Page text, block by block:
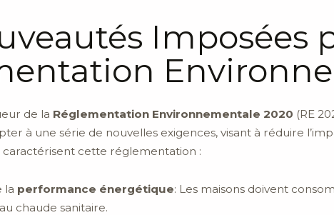
Imposées
de la Réglementation Environnementale 2020 (RE
à une série de nouvelles exigences, visant à réduire
cette réglementation :
la performance énergétique: Les maisons doivent
chaude sanitaire.